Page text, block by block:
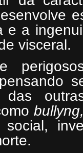
e a
visceral.
das
social,